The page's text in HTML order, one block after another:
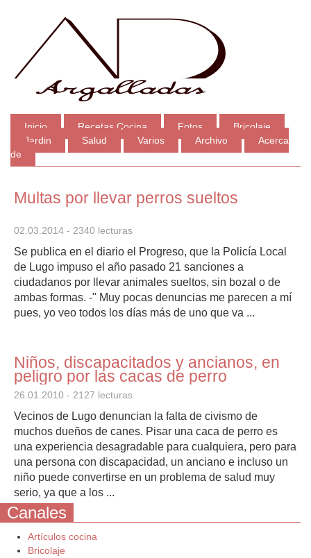
Inicio Recetas Cocina Fotos
Bricolaje
Jardin
Salud Varios Archivo
Acerca
de
Multas por llevar perros sueltos
02.03.2014 - 2340 lecturas
Se publica en el diario el Progreso, que la Policía Local
de Lugo impuso el año pasado 21 sanciones a
ciudadanos por llevar animales sueltos, sin bozal o de
ambas formas. -" Muy pocas denuncias me parecen a mí
pues, yo veo todos los días más de uno que va ...
Niños, discapacitados y ancianos, en
peligro por las cacas de perro
26.01.2010 - 2127 lecturas
Vecinos de Lugo denuncian la falta de civismo de
muchos dueños de canes. Pisar una caca de perro es
una experiencia desagradable para cualquiera, pero para
una persona con discapacidad, un anciano e incluso un
niño puede convertirse en un problema de salud muy
serio, ya que a los ...
Canales
Artículos cocina
Bricolaje